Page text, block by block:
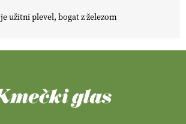
užitni plevel, bogat z železom